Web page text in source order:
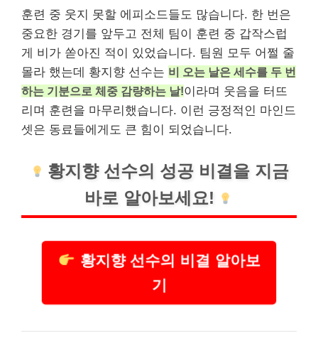
훈련 중 웃지 못할 에피소드들도 많습니다. 한 번은
중요한 경기를 앞두고 전체 팀이 훈련 중 갑작스럽
게 비가 쏟아진 적이 있었습니다. 팀원 모두 어쩔 줄
몰라 했는데 황지향 선수는 비 오는 날은 세수를 두 번
하는 기분으로 체중 감량하는 날!이라며 웃음을 터뜨
리며 훈련을 마무리했습니다. 이런 긍정적인 마인드
셋은 동료들에게도 큰 힘이 되었습니다.
황지향 선수의 성공 비결을 지금
바로 알아보세요!
황지향 선수의 비결 알아보
기